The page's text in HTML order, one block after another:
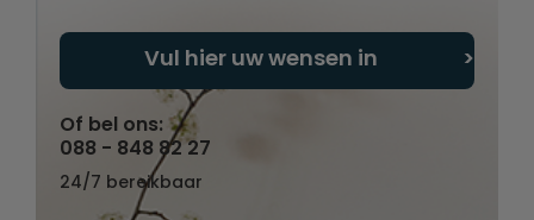
Vul hier uw wensen in
Of bel ons:
088 - 848 82 27
24/7 bereikbaar